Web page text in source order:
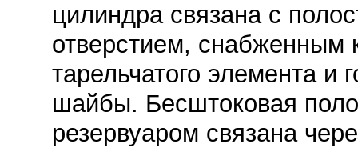
цилиндра связана с
отверстием, снабженным
тарельчатого элемента
шайбы. Бесштоковая
резервуаром связана